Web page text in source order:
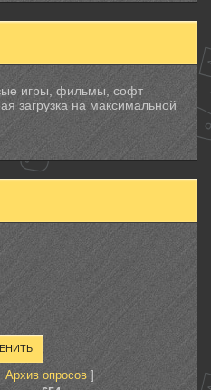
игры, фильмы, софт
загрузка на максимальной
Архив опросов]